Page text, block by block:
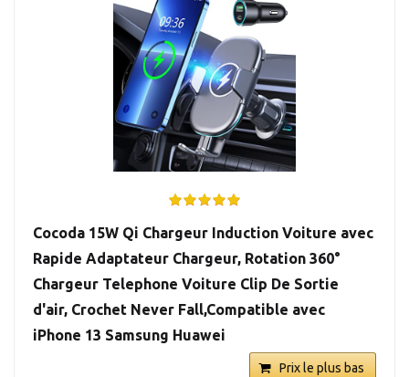
Cocoda 15W Qi Chargeur Induction Voiture avec
Rapide Adaptateur Chargeur, Rotation 360°
Chargeur Telephone Voiture Clip De Sortie
d'air, Crochet Never Fall,Compatible avec
iPhone 13 Samsung Huawei
Prix le plus bas